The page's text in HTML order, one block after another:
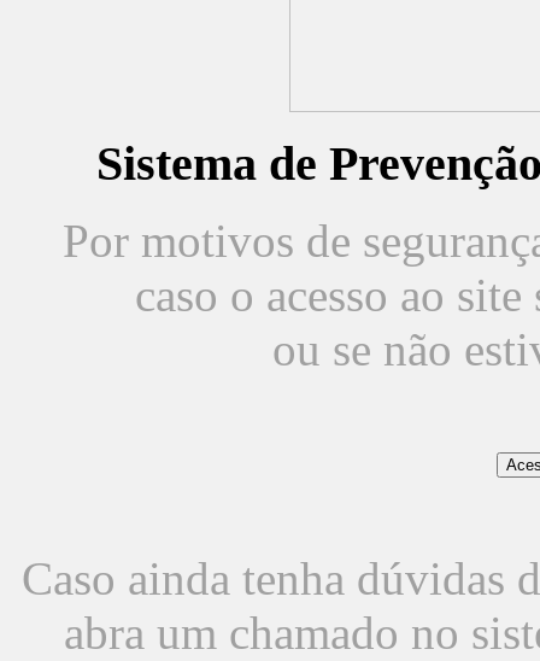
Sistema de
Por motivos de
caso o acesso ao
ou se não
Caso ainda tenha dúvidas
abra um chamado no